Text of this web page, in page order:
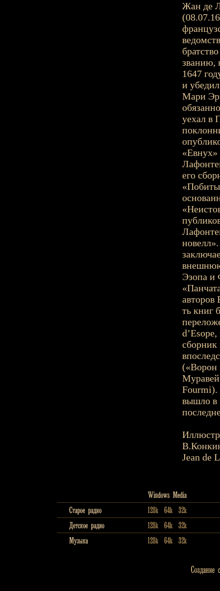
Жан де
званию,
1647
и
Мари
уехал в
«Евнух»
его
внешнюю
Эзопа и
авторов
ть книг
(«Ворон
Fourmi).
вышло в
Jean de